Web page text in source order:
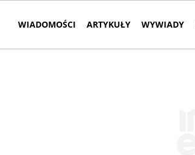
WIADOMOŚCI ARTYKUŁY WYWIADY